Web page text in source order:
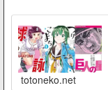
totoneko.net